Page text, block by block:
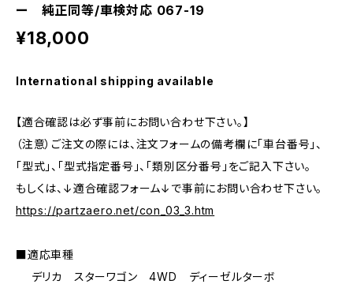
ー 純正同等/車検対応 067-19
¥18,000
International shipping available
【適合確認は必ず事前にお問い合わせ下さい。】
（注意）ご注文の際には、注文フォームの備考欄に「車台番号」、
「型式」、「型式指定番号」、「類別区分番号」をご記入下さい。
もしくは、↓適合確認フォーム↓で事前にお問い合わせ下さい。
https://partzaero.net/con_03_3.htm
■適応車種
デリカ スターワゴン 4WD ディーゼルターボ